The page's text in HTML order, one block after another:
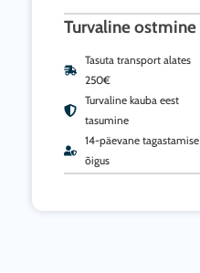
Turvaline ostmine
Tasuta transport alates
250€
Turvaline kauba eest
tasumine
14-päevane tagastamise
õigus